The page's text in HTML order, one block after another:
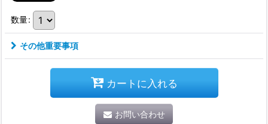
数量:
その他重要事項
カートに入れる
お問い合わせ